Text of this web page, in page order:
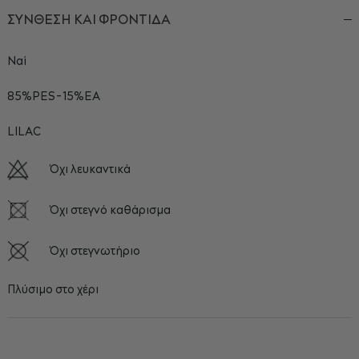
ΣΥΝΘΕΣΗ ΚΑΙ ΦΡΟΝΤΙΔΑ
Ναί
85%PES-15%EA
LILAC
Όχι λευκαντικά
Όχι στεγνό καθάρισμα
Όχι στεγνωτήριο
Πλύσιμο στο χέρι